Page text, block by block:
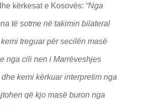
kërkesat e Kosovës: “Nga
të sotme në takimin bilateral
treguar për secilën masë
nga cili nen i Marrëveshjes
kemi kërkuar interpretim nga
që kjo masë buron nga